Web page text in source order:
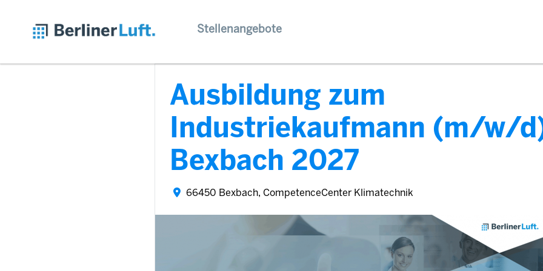
Stellenangebote
Ausbildung zum
Industriekaufmann (m/w/
Bexbach 2027
66450 Bexbach, CompetenceCenter Klimatechnik